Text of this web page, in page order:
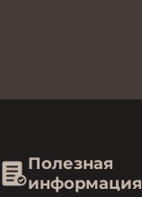
Полезная
информация